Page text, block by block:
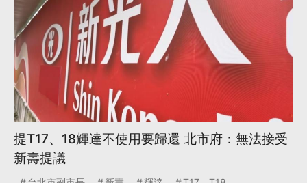
提T17、18輝達不使用要歸還 北市府：無法接受
新壽提議